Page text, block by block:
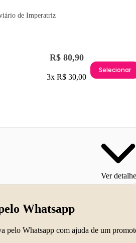
de Imperatriz
R$ 80,90
3x R$ 30,00
Selecionar
Ver
Whatsapp
pelo Whatsapp com ajuda de um